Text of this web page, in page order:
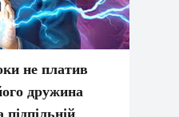
не платив
дружина